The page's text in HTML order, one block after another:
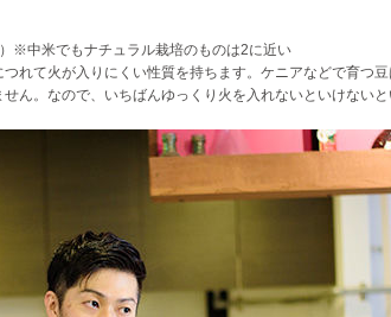
※中米でもナチュラル栽培のものは2に近い
れて火が入りにくい性質を持ちます。ケニアなどで育つ
ん。なので、いちばんゆっくり火を入れないといけないと